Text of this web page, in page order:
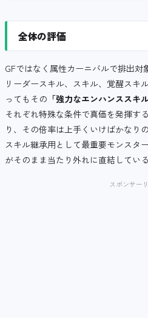
全体の評価
GFではなく属性カーニバルで排出対
リーダースキル、スキル、覚醒スキ
ってもその 「強力なエンハンススキル
それぞれ特殊な条件で真価を発揮す
り、その倍率は上手くいけばかなり
スキル継承用として最重要モンスタ
がそのまま当たり外れに直結している
スポンサー